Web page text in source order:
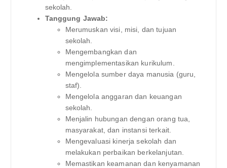
sekolah.
Tanggung Jawab:
Merumuskan visi, misi, dan tujuan
sekolah.
Mengembangkan dan
mengimplementasikan kurikulum.
Mengelola sumber daya manusia (guru,
staf).
Mengelola anggaran dan keuangan
sekolah.
Menjalin hubungan dengan orang tua,
masyarakat, dan instansi terkait.
Mengevaluasi kinerja sekolah dan
melakukan perbaikan berkelanjutan.
Memastikan keamanan dan kenyamanan